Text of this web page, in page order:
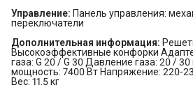
Управление: Панель управления:
переключатели
Дополнительная информация:
Высокоэффективные конфорки
газа: G 20 / G 30 Давление газа: 20 /
мощность: 7400 Вт Напряжение: 220-
Вес: 11.5 кг